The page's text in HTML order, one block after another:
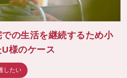
での生活を継続するため小
様のケース
したい